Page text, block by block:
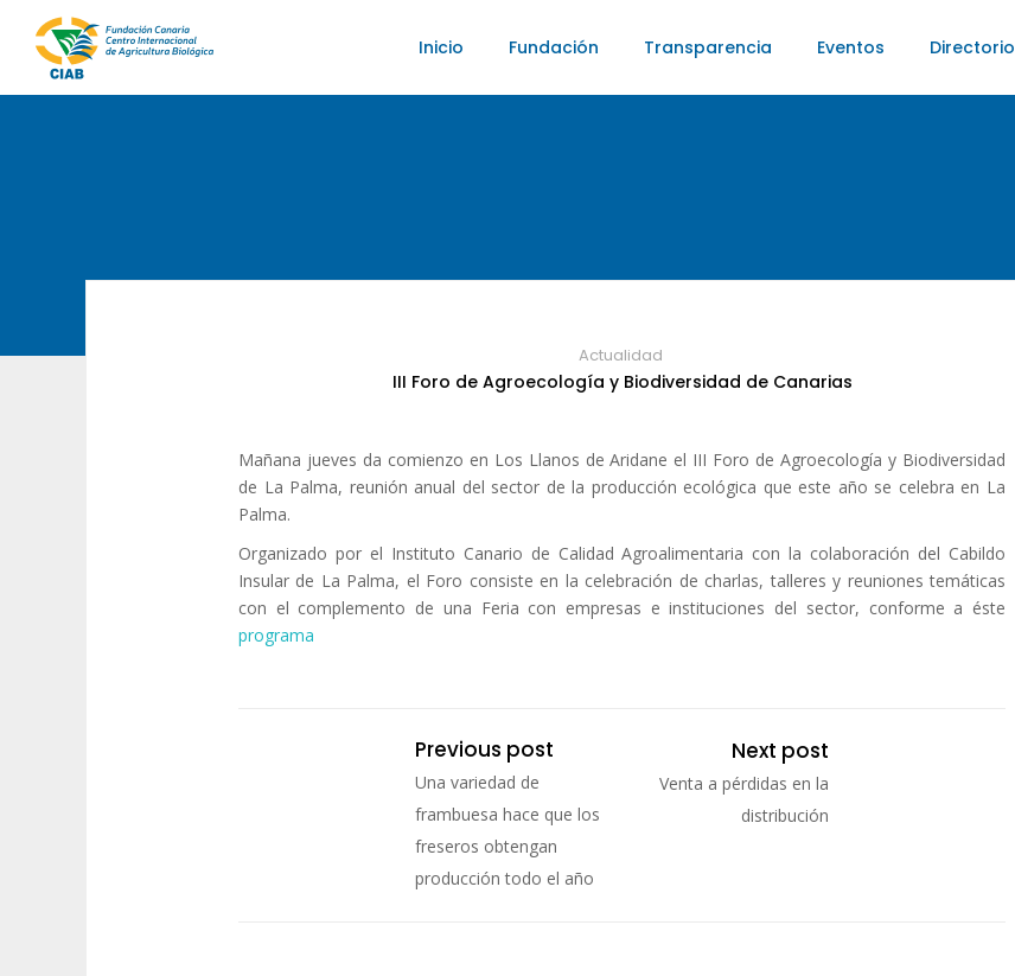
Inicio Fundación Transparencia Eventos Directorio
Actualidad
III Foro de Agroecología y Biodiversidad de Canarias
Mañana jueves da comienzo en Los Llanos de Aridane el III Foro de Agroecología y Biodiversidad
de La Palma, reunión anual del sector de la producción ecológica que este año se celebra en La
Palma.
Organizado por el Instituto Canario de Calidad Agroalimentaria con la colaboración del Cabildo
Insular de La Palma, el Foro consiste en la celebración de charlas, talleres y reuniones temáticas
con el complemento de una Feria con empresas e instituciones del sector, conforme a éste
programa
Previous post
Una variedad de
frambuesa hace que los
freseros obtengan
producción todo el año
Next post
Venta a pérdidas en la
distribución